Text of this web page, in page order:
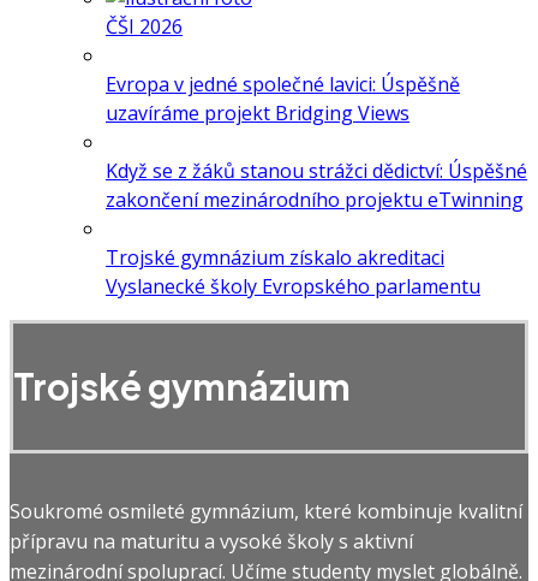
ČŠI 2026
Evropa v jedné společné lavici: Úspěšně
uzavíráme projekt Bridging Views
Když se z žáků stanou strážci dědictví: Úspěšné
zakončení mezinárodního projektu eTwinning
Trojské gymnázium získalo akreditaci
Vyslanecké školy Evropského parlamentu
Trojské gymnázium
Soukromé osmileté gymnázium, které kombinuje kvalitní
přípravu na maturitu a vysoké školy s aktivní
mezinárodní spoluprací. Učíme studenty myslet globálně.